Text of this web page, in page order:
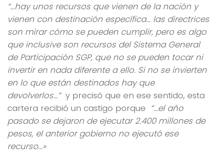
“…hay unos recursos que vienen de la nación y
vienen con destinación específica… las directrices
son mirar cómo se pueden cumplir, pero es algo
que inclusive son recursos del Sistema General
de Participación SGP, que no se pueden tocar ni
invertir en nada diferente a ello. Si no se invierten
en lo que están destinados hay que
devolverlos…”y precisó que en ese sentido, esta
cartera recibió un castigo porque “…el año
pasado se dejaron de ejecutar 2.400 millones de
pesos, el anterior gobierno no ejecutó ese
recurso…»